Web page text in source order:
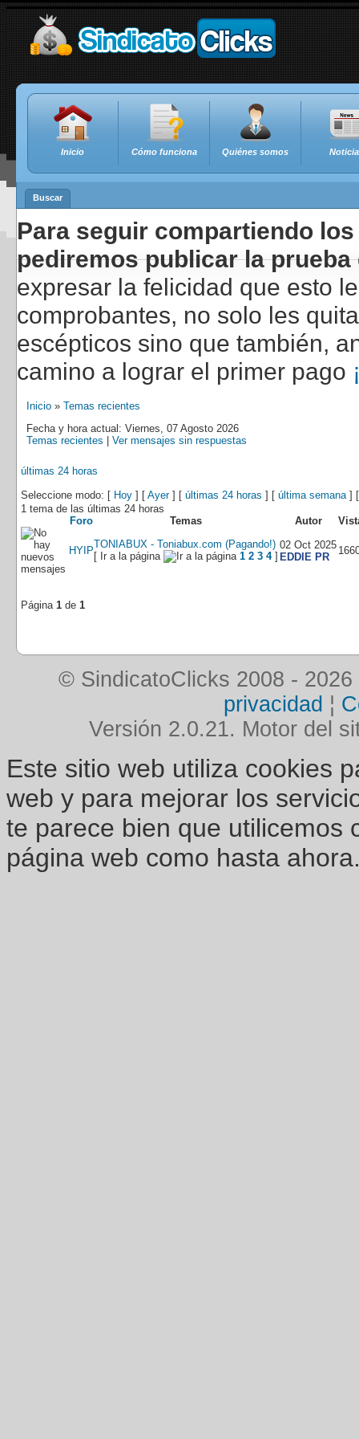
Inicio Cómo funciona Quiénes somos
Buscar
Para seguir compartiendo
pediremos publicar la
expresar la felicidad que esto
comprobantes, no solo les
escépticos sino que también,
camino a lograr el primer pago
Inicio » Temas recientes
Fecha y hora actual: Viernes, 07 Agosto 2026
Temas recientes
Ver mensajes sin respuestas
últimas 24 horas
Seleccione modo: [ Hoy ] [ Ayer] [ últimas 24 horas ] [ última semana]
1 tema de las últimas 24 horas
Foro
Temas Autor
HYIP
TONIABUX - Toniabux.com (Pagando!)
[ Ir a la página
1 2 3 4]
02 Oct 2025
EDDIE PR
Página 1 de 1
© SindicatoClicks 2008 - 2026
privacidad ¦
Versión 2.0.21. Motor del
Este sitio web utiliza cookies
web y para mejorar los
te parece bien que utilicemos
página web como hasta